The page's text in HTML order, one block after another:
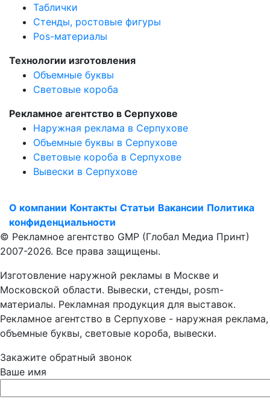
Таблички
Стенды, ростовые фигуры
Pos-материалы
Технологии изготовления
Объемные буквы
Световые короба
Рекламное агентство в Серпухове
Наружная реклама в Серпухове
Объемные буквы в Серпухове
Световые короба в Серпухове
Вывески в Серпухове
О компании Контакты Статьи Вакансии Политика
конфиденциальности
© Рекламное агентство GMP (Глобал Медиа Принт)
2007-2026. Все права защищены.
Изготовление наружной рекламы в Москве и
Московской области. Вывески, стенды, posm-
материалы. Рекламная продукция для выставок.
Рекламное агентство в Серпухове - наружная реклама,
объемные буквы, световые короба, вывески.
Закажите обратный звонок
Ваше имя